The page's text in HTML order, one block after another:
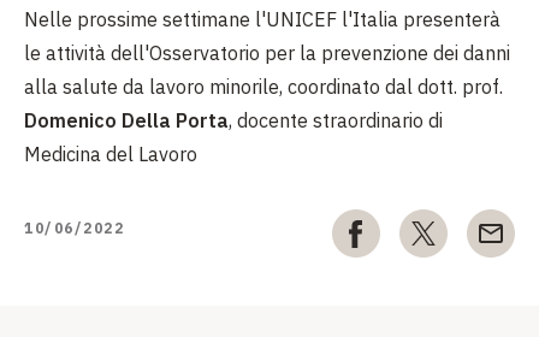
Nelle prossime settimane l'UNICEF l'Italia presenterà
le attività dell'Osservatorio per la prevenzione dei danni
alla salute da lavoro minorile, coordinato dal dott. prof.
Domenico Della Porta, docente straordinario di
Medicina del Lavoro
10/06/2022